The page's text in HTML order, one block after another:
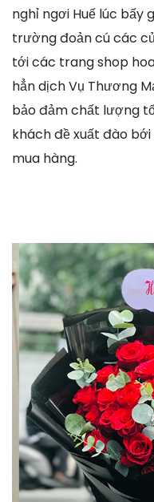
nghỉ ngơi Huế lúc bấy
trường đoản cú các
tới các trang shop
hẳn dịch Vụ Thương
bảo đảm chất lượng
khách đề xuất đào
mua hàng.